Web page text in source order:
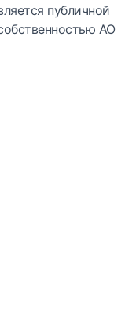
публичной
АО